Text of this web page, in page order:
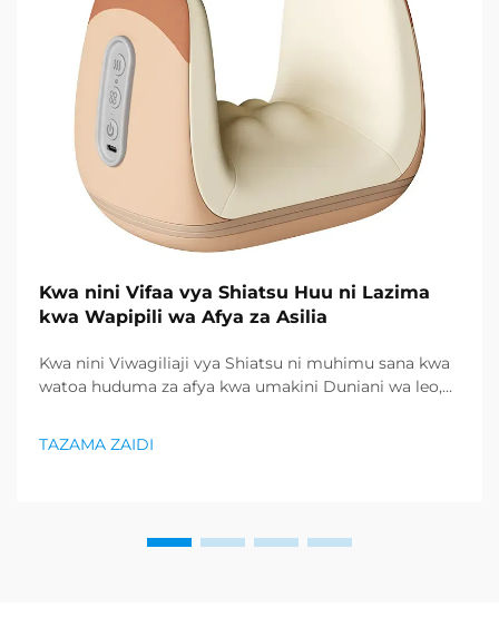
Kwa nini Vifaa vya Shiatsu Huu ni Lazima
kwa Wapipili wa Afya za Asilia
Kwa nini Viwagiliaji vya Shiatsu ni muhimu sana kwa
watoa huduma za afya kwa umakini Duniani wa leo,
hufanya kujitahidi kupata njia za kuhakikisha afya yao
TAZAMA ZAIDI